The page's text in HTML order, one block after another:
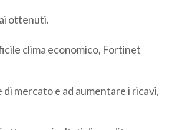
ottenuti.
clima economico, Fortinet
mercato e ad aumentare i ricavi,